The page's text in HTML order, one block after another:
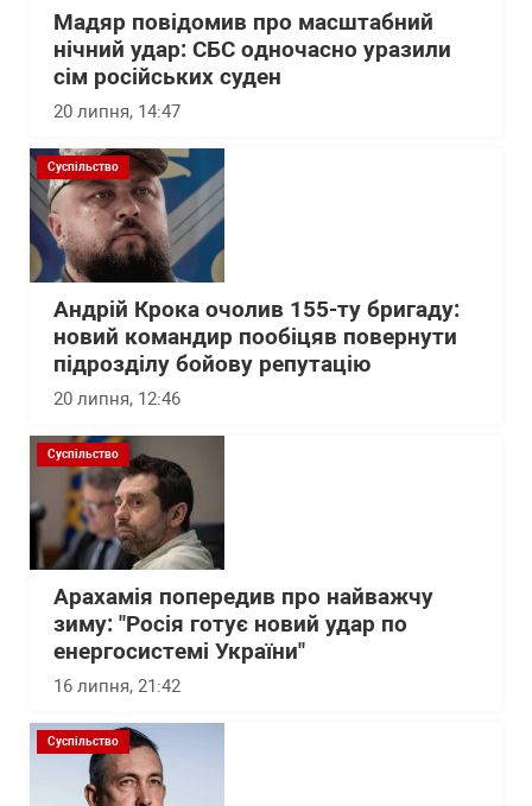
Мадяр повідомив про масштабний
нічний удар: СБС одночасно уразили
сім російських суден
20 липня, 14:47
Суспільство
Андрій Крока очолив 155-ту бригаду:
новий командир пообіцяв повернути
підрозділу бойову репутацію
20 липня, 12:46
Суспільство
Арахамія попередив про найважчу
зиму: "Росія готує новий удар по
енергосистемі України"
16 липня, 21:42
Суспільство